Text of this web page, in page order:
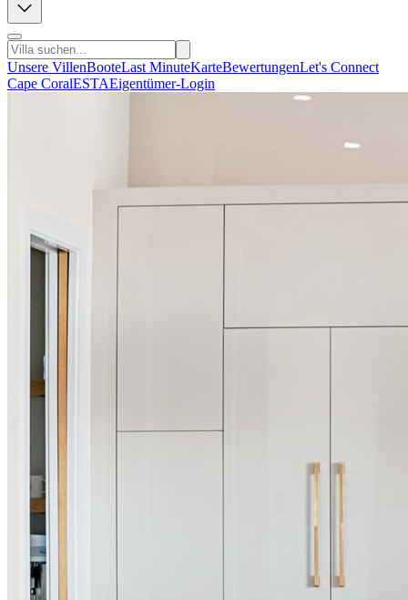
Unsere VillenBooteLast MinuteKarteBewertungenLet's Connect
Cape CoralESTAEigentümer-Login